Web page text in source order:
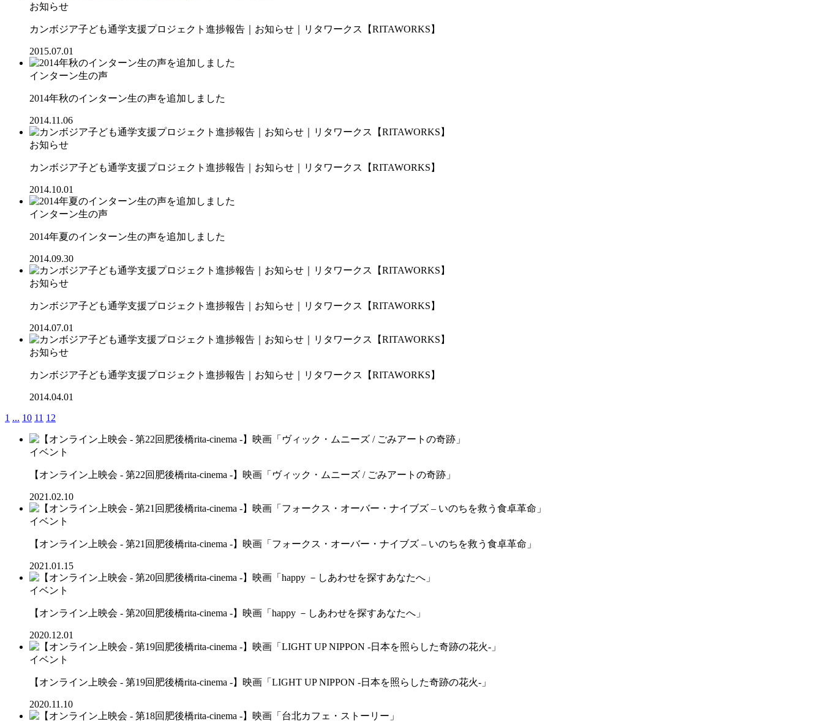
お知らせ
カンボジア子ども通学支援プロジェクト進捗報告｜お知らせ｜リタワークス【RITAWORKS】
2015.07.01
インターン生の声
2014年秋のインターン生の声を追加しました
2014.11.06
お知らせ
カンボジア子ども通学支援プロジェクト進捗報告｜お知らせ｜リタワークス【RITAWORKS】
2014.10.01
インターン生の声
2014年夏のインターン生の声を追加しました
2014.09.30
お知らせ
カンボジア子ども通学支援プロジェクト進捗報告｜お知らせ｜リタワークス【RITAWORKS】
2014.07.01
お知らせ
カンボジア子ども通学支援プロジェクト進捗報告｜お知らせ｜リタワークス【RITAWORKS】
2014.04.01
1 ... 10 11 12
イベント
【オンライン上映会 - 第22回肥後橋rita-cinema -】映画「ヴィック・ムニーズ / ごみアートの奇跡」
2021.02.10
イベント
【オンライン上映会 - 第21回肥後橋rita-cinema -】映画「フォークス・オーバー・ナイブズ – いのちを救う食卓革命」
2021.01.15
イベント
【オンライン上映会 - 第20回肥後橋rita-cinema -】映画「happy －しあわせを探すあなたへ」
2020.12.01
イベント
【オンライン上映会 - 第19回肥後橋rita-cinema -】映画「LIGHT UP NIPPON -日本を照らした奇跡の花火-」
2020.11.10